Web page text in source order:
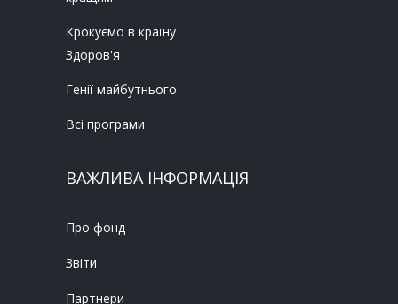
Крокуємо в країну
Здоров'я
Генії майбутнього
Всі програми
ВАЖЛИВА ІНФОРМАЦІЯ
Про фонд
Звіти
Партнери